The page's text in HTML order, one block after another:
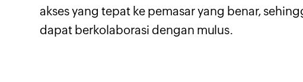
akses yang tepat ke pemasar yang benar,
dapat berkolaborasi dengan mulus.